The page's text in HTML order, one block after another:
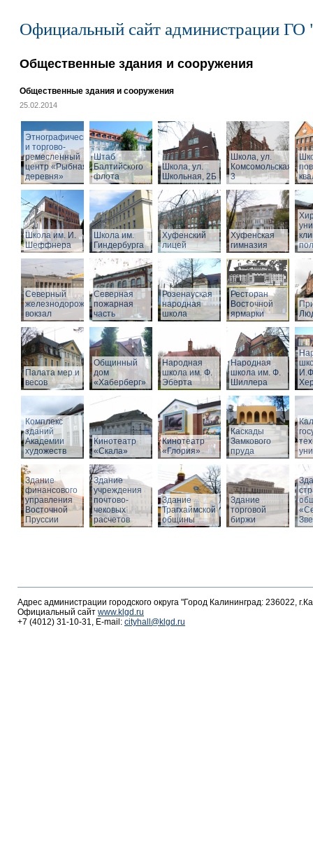
Официальный сайт администрации ГО
Общественные здания и сооружения
Общественные здания и сооружения
25.02.2014
Этнографический
и торгово-
ремесленный
центр «Рыбная
деревня»
Штаб
Балтийского
флота
Школа, ул.
Школьная, 2Б
Школа, ул.
Комсомольская,
3
Школа им. И.
Шеффнера
Школа им.
Гиндербурга
Хуфенский
лицей
Хуфенская
гимназия
Северный
железнодорожный
вокзал
Северная
пожарная
часть
Розенауская
народная
школа
Ресторан
Восточной
ярмарки
Палата мер и
весов
Общинный
дом
«Хаберберг»
Народная
школа им. Ф.
Эберта
Народная
школа им. Ф.
Шиллера
Комплекс
зданий
Академии
художеств
Кинотеатр
«Скала»
Кинотеатр
«Глория»
Каскады
Замкового
пруда
Здание
финансового
управления
Восточной
Пруссии
Здание
учреждения
почтово-
чековых
расчетов
Здание
Трагхаймской
общины
Здание
торговой
биржи
Адрес администрации городского округа "Город Калининград: 236022,
Официальный сайт www.klgd.ru
+7 (4012) 31-10-31, E-mail: cityhall@klgd.ru